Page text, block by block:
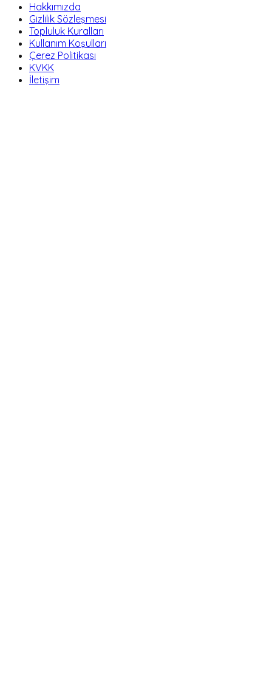
Hakkımızda
Gizlilik Sözleşmesi
Topluluk Kuralları
Kullanım Koşulları
Çerez Politikası
KVKK
İletişim